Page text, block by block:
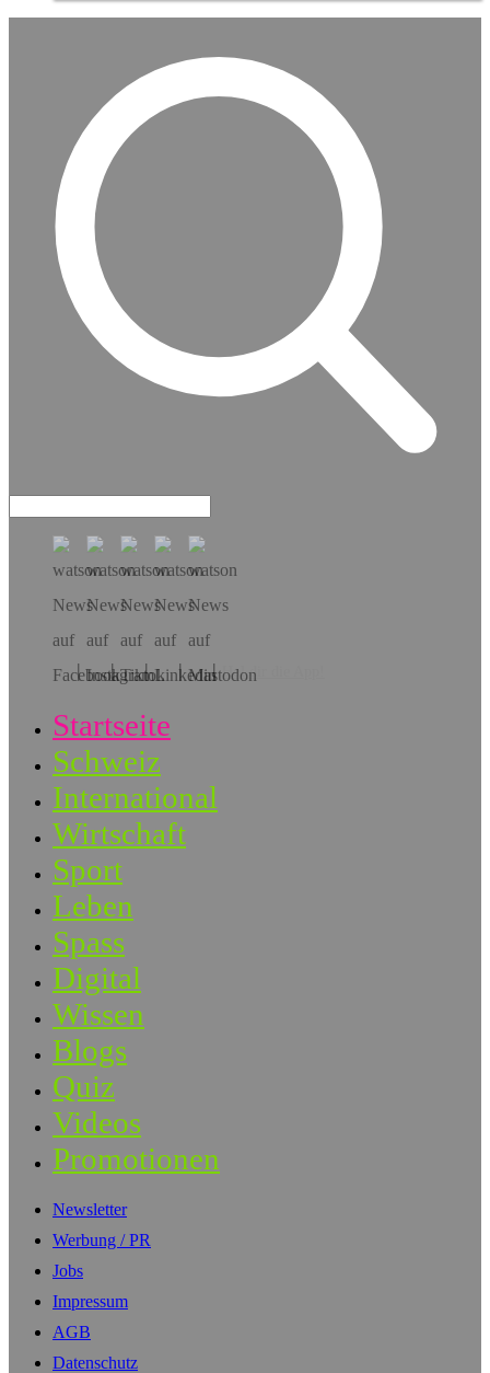
Hol dir die App!
Startseite
Schweiz
International
Wirtschaft
Sport
Leben
Spass
Digital
Wissen
Blogs
Quiz
Videos
Promotionen
Newsletter
Werbung / PR
Jobs
Impressum
AGB
Datenschutz